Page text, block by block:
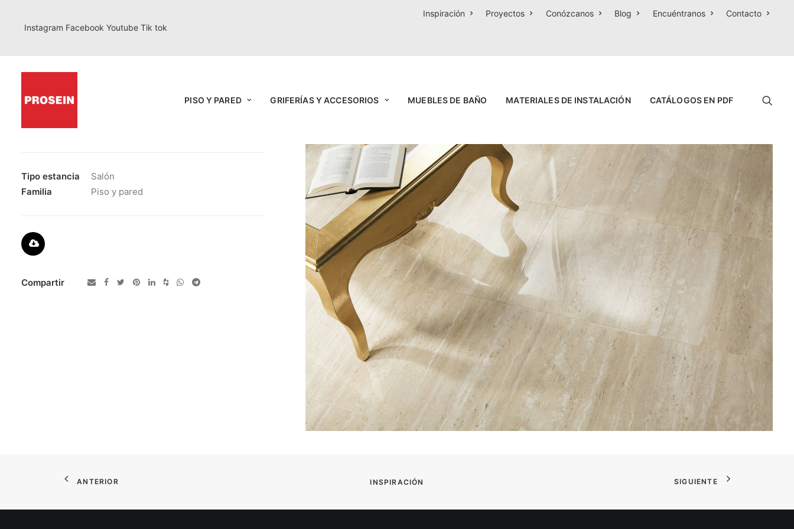
Instagram Facebook Youtube Tik tok
Inspiración Proyectos Conózcanos Blog Encuéntranos Contacto
PISO Y PARED GRIFERÍAS Y ACCESORIOS MUEBLES DE BAÑO MATERIALES DE INSTALACIÓN CATÁLOGOS EN PDF
Serie:Travertino
Tipo estancia
Salón
Familia
Piso y pared
Compartir
ANTERIOR INSPIRACIÓN SIGUIENTE